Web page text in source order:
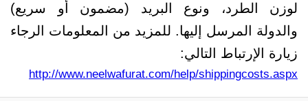
لوزن الطرد، ونوع البريد (مضمون أو سريع)
والدولة المرسل إليها. للمزيد من المعلومات الرجاء
زيارة الإرتباط التالي:
http://www.neelwafurat.com/help/shippingcosts.aspx